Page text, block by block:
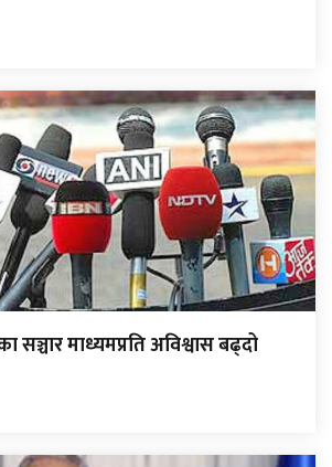
सञ्चार माध्यमप्रति अविश्वास बढ्दो